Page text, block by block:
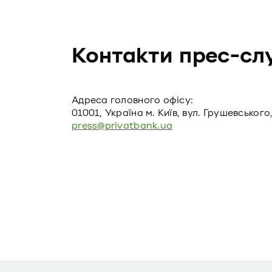
Контакти прес-
Адреса головного офiсу:
01001, Україна м. Київ, вул.
press@privatbank.ua